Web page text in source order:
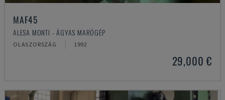
MAF45
ALESA MONTI - ÁGYAS MARÓGÉP
OLASZORSZÁG 1992
29,000 €